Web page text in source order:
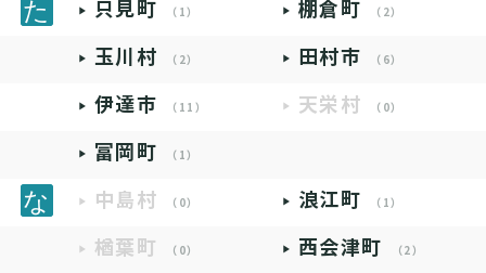
只見町 （1） 棚倉町 （2）
玉川村 （2） 田村市 （6）
伊達市 （11） 天栄村 （0）
富岡町 （1）
中島村 （0） 浪江町 （1）
楢葉町 （0） 西会津町 （2）